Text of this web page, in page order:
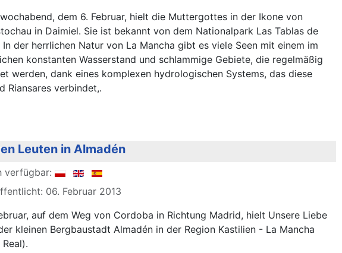
dem 6. Februar, hielt die Muttergottes in der Ikone von
in Daimiel. Sie ist bekannt von dem Nationalpark Las Tablas de
In der herrlichen Natur von La Mancha gibt es viele Seen mit einem im
konstanten Wasserstand und schlammige Gebiete, die regelmäßig
werden, dank eines komplexen hydrologischen Systems, das diese
Riansares verbindet,.
Leuten in Almadén
verfügbar:
06. Februar 2013
auf dem Weg von Cordoba in Richtung Madrid, hielt Unsere Liebe
kleinen Bergbaustadt Almadén in der Region Kastilien - La Mancha